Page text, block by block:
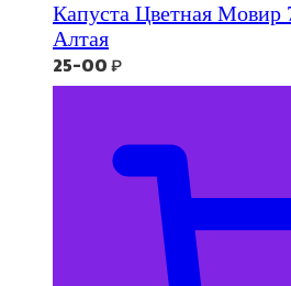
Капуста Цветная Мовир
Алтая
25-00₽